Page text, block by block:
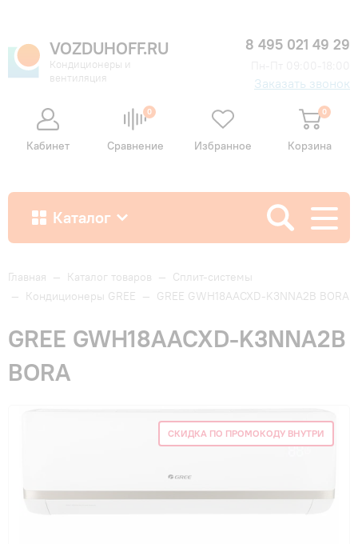
VOZDUHOFF.RU
Кондиционеры и
вентиляция
8 495 021 49 29
Заказать звонок
Кабинет
0
Сравнение Избранное
0
Корзина
Каталог
Как купить
Гарантия и сервис
Главная — Каталог товаров — Сплит-системы
— Кондиционеры GREE — GREE GWH18AACXD-K3NNA2B BORA
GREE GWH18AACXD-K3NNA2B
BORA
СКИДКА ПО ПРОМОКОДУ ВНУТРИ